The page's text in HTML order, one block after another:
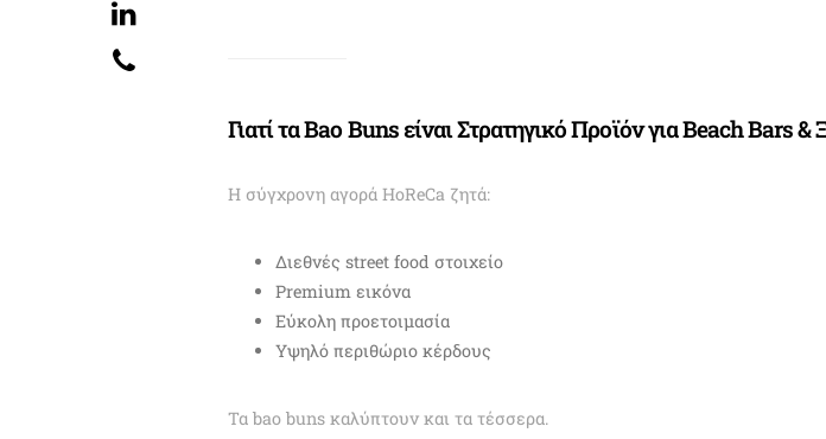
Γιατί τα Bao Buns είναι Στρατηγικό Προϊόν για Beach Bars &
Η σύγχρονη αγορά HoReCa ζητά:
Διεθνές street food στοιχείο
Premium εικόνα
Εύκολη προετοιμασία
Υψηλό περιθώριο κέρδους
Τα bao buns καλύπτουν και τα τέσσερα.